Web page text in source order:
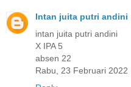
Intan juita putri andini
intan juita putri andini
X IPA 5
absen 22
Rabu, 23 Februari 2022